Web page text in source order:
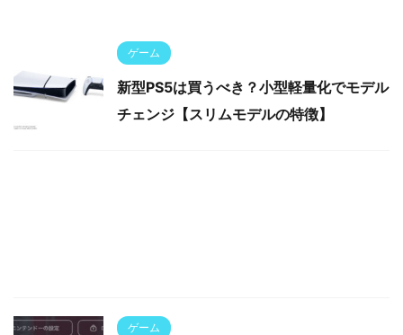
ゲーム
新型PS5は買うべき？小型軽量化でモデル
チェンジ【スリムモデルの特徴】
ゲーム